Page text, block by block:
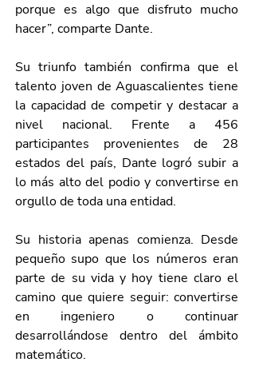
porque es algo que disfruto mucho
hacer”, comparte Dante.
Su triunfo también confirma que el
talento joven de Aguascalientes tiene
la capacidad de competir y destacar a
nivel nacional. Frente a 456
participantes provenientes de 28
estados del país, Dante logró subir a
lo más alto del podio y convertirse en
orgullo de toda una entidad.
Su historia apenas comienza. Desde
pequeño supo que los números eran
parte de su vida y hoy tiene claro el
camino que quiere seguir: convertirse
en ingeniero o continuar
desarrollándose dentro del ámbito
matemático.